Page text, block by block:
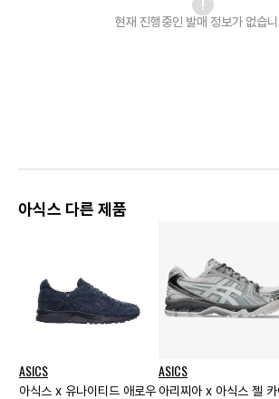
현재 진행중인 발매 정보가 없습
아식스 다른 제품
ASICS
아식스 x 유나이티드 애로우
ASICS
아리찌아 x 아식스 젤